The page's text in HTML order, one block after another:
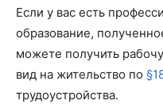
Если у вас есть
образование,
можете получить
вид на жительство по
трудоустройства.